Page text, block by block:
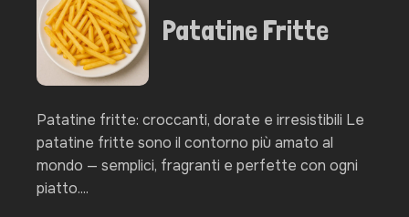
Patatine Fritte
Patatine fritte: croccanti, dorate e irresistibili Le
patatine fritte sono il contorno più amato al
mondo — semplici, fragranti e perfette con ogni
piatto....